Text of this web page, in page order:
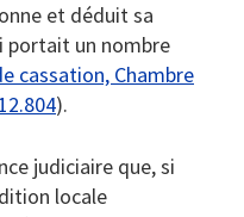
et déduit sa
portait un nombre
cassation, Chambre
).
judiciaire que, si
locale